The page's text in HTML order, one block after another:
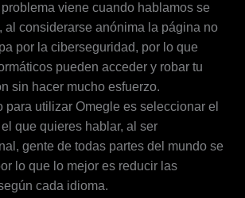
viene cuando hablamos se
al considerarse anónima la página no
por la ciberseguridad, por lo que
pueden acceder y robar tu
sin hacer mucho esfuerzo.
para utilizar Omegle es seleccionar el
que quieres hablar, al ser
gente de todas partes del mundo se
lo que lo mejor es reducir las
cada idioma.